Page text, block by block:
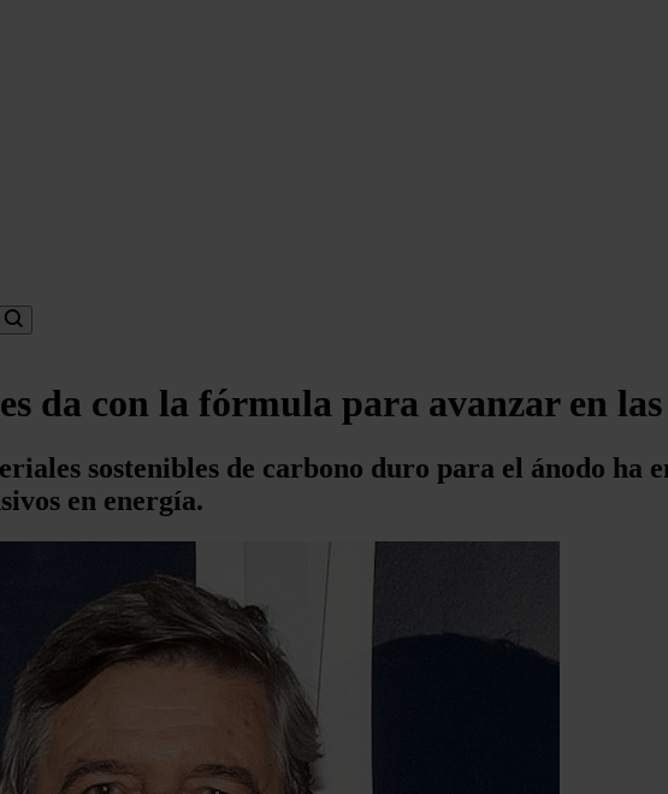
da con la fórmula para avanzar en
sostenibles de carbono duro para el ánodo ha
en energía.